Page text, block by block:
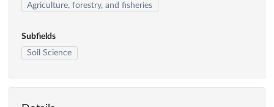
Agriculture, forestry, and fisheries
Subfields
Soil Science